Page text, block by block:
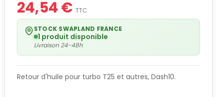
24,54 € TTC
STOCK SWAPLAND FRANCE
1 produit disponible
Livraison 24-48h
Retour d'huile pour turbo T25 et autres, Dash10.